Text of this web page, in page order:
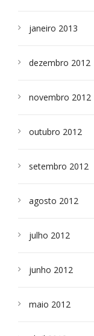
janeiro 2013
dezembro 2012
novembro 2012
outubro 2012
setembro 2012
agosto 2012
julho 2012
junho 2012
maio 2012